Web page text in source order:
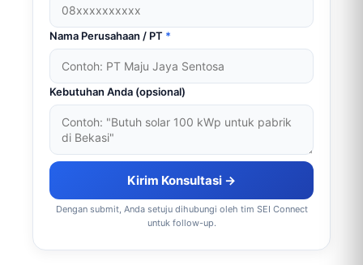
Nama Perusahaan / PT *
Kebutuhan Anda (opsional)
Kirim Konsultasi →
Dengan submit, Anda setuju dihubungi oleh tim SEI Connect
untuk follow-up.